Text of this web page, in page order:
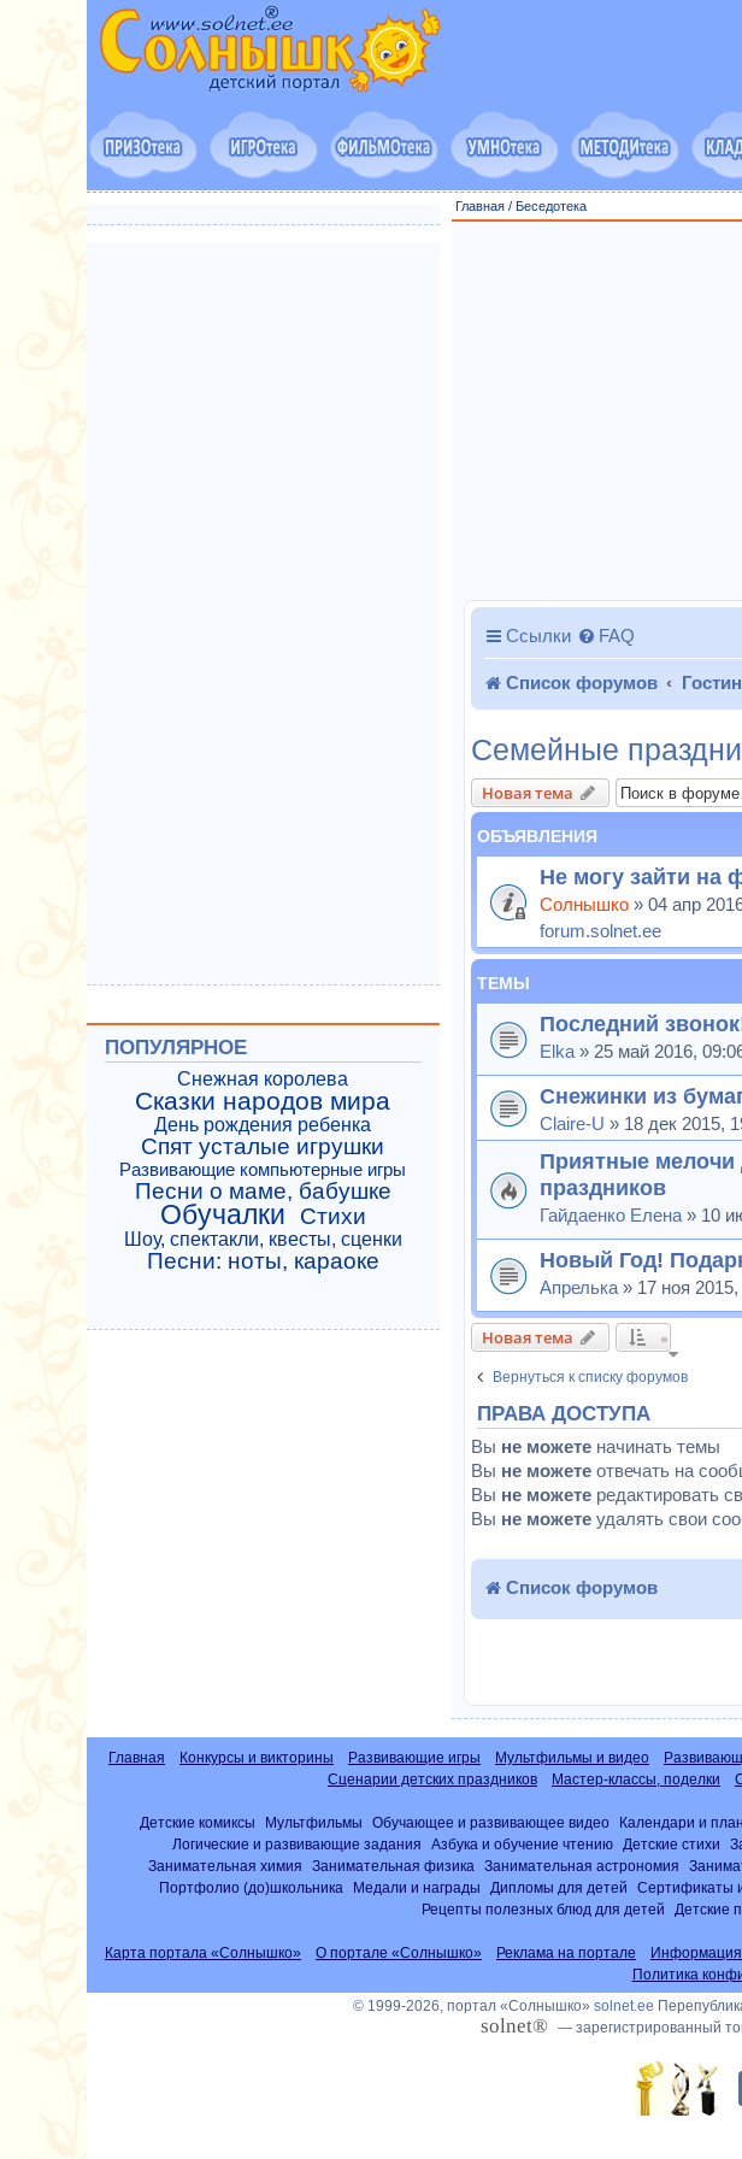
Главная/ Беседотека
Ссылки FAQ
Список форумов
Семейные
Новая тема
ОБЪЯВЛЕНИЯ
Не могу зайти на
Солнышко» 04 апр
forum.solnet.ee
ТЕМЫ
Последний
Elka» 25 май 2016,
Снежинки из
Claire-U » 18 дек 2015,
Приятные мелочи
праздников
Гайдаенко Елена» 10
Новый Год!
Апрелька» 17 ноя 2015,
Новая тема
Вернуться к списку форумов
ПРАВА ДОСТУПА
Вы не можетеначинать темы
Вы не можетеотвечать на
Вы не можетередактировать
Вы не можетеудалять свои
Список форумов
ПОПУЛЯРНОЕ
Снежная королева
Сказки народов мира
День рождения ребенка
Спят усталые игрушки
Развивающие компьютерные игры
Песни о маме, бабушке
Обучалки Стихи
Шоу, спектакли, квесты, сценки
Песни: ноты, караоке
Главная Конкурсы и викторины Развивающие игры Мультфильмы и видео
Сценарии детских праздников
Мастер-классы, поделки
Детские комиксы Мультфильмы Обучающее и развивающее видео Календари и
Логические и развивающие задания
Азбука и обучение чтению Детские стихи
Занимательная химия
Занимательная физика Занимательная астрономия
Портфолио (до)школьника
Медали и награды Дипломы для детей Сертификаты
Рецепты полезных блюд для детей
Детские
Карта портала «Солнышко» О портале «Солнышко» Реклама на портале Информация
Политика
© 1999-2026, портал «Солнышко» solnet.ee
solnet® — зарегистрированный